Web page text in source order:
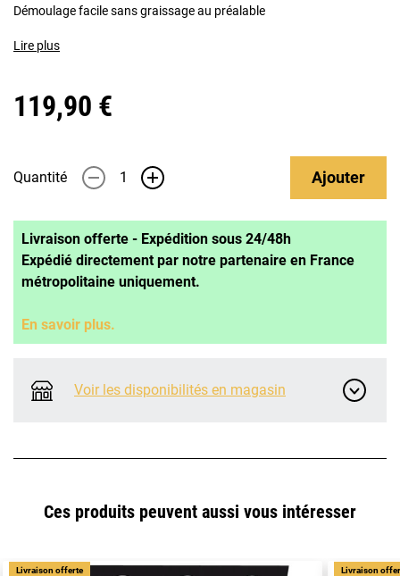
Démoulage facile sans graissage au préalable
Lire plus
119,90 €
Quantité - + Ajouter
Livraison offerte - Expédition sous 24/48h
Expédié directement par notre partenaire en France
métropolitaine uniquement.
En savoir plus.
Voir les disponibilités en magasin
Ces produits peuvent aussi vous intéresser
Livraison offerte Livraison